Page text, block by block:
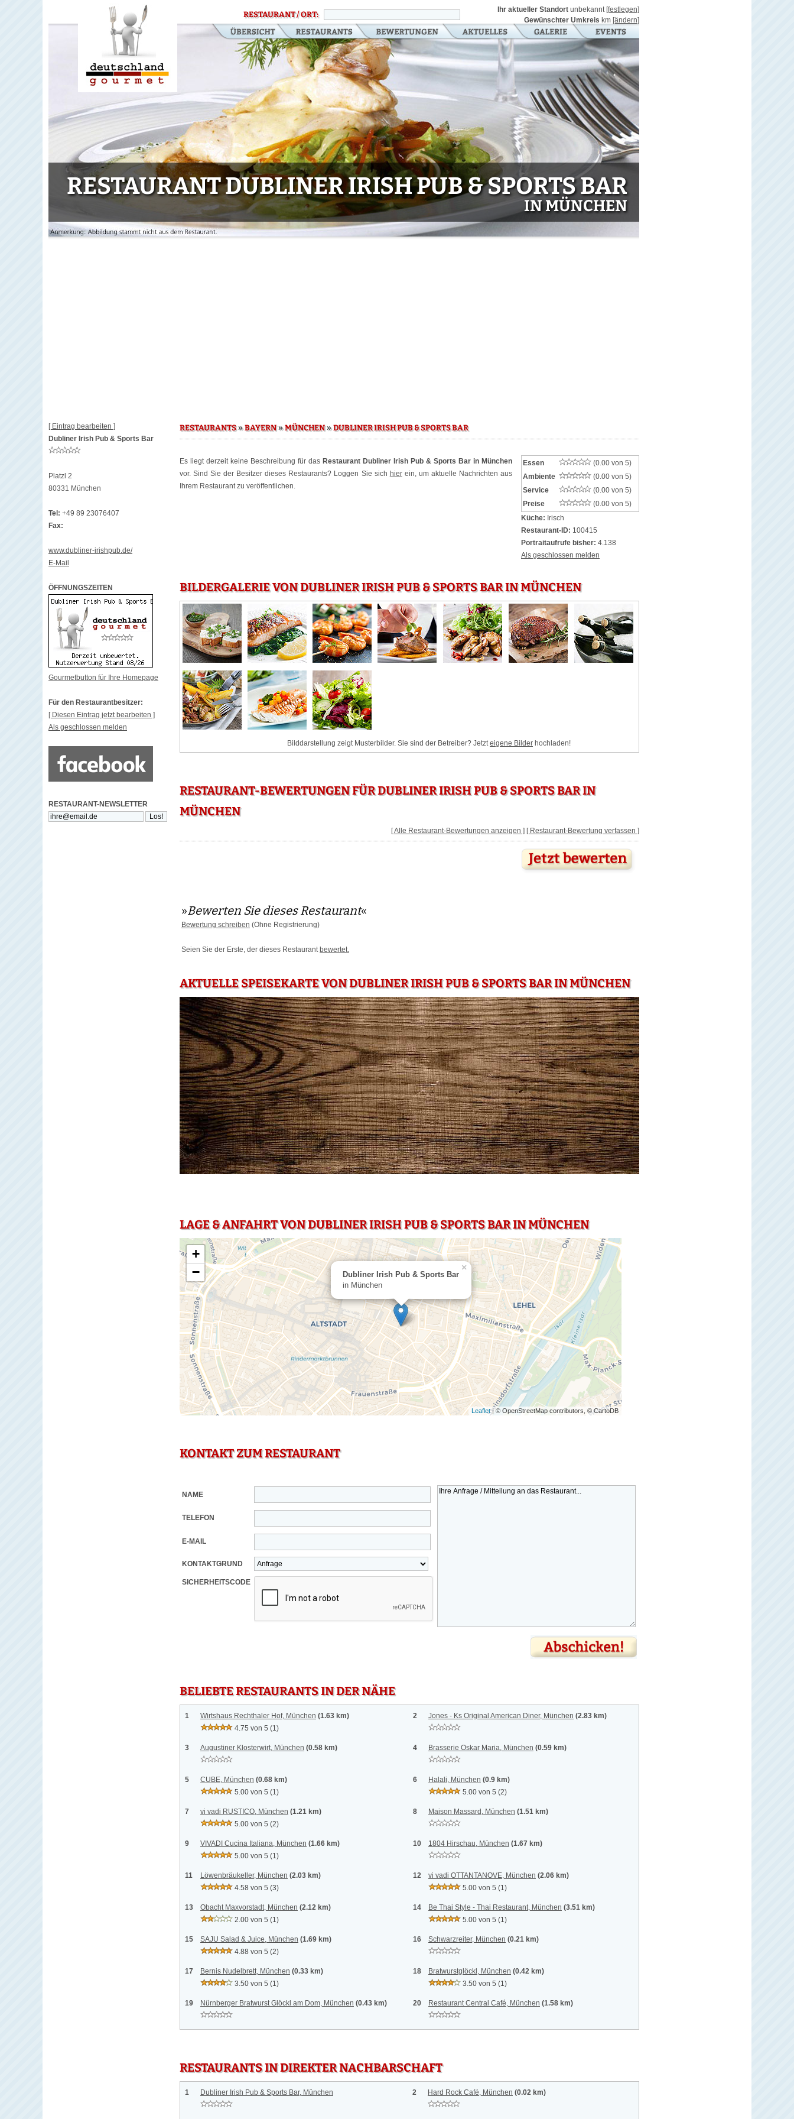
RESTAURANT / ORT:
Ihr aktueller Standort unbekannt [festlegen]
Gewünschter Umkreis km [ändern]
RESTAURANT DUBLINER IRISH PUB & SPORTS BAR
IN MÜNCHEN
[ Eintrag bearbeiten ]
Dubliner Irish Pub & Sports Bar
Platzl 2
80331 München
Tel: +49 89 23076407
Fax:
www.dubliner-irishpub.de/
E-Mail
ÖFFNUNGSZEITEN
Gourmetbutton für Ihre Homepage
Für den Restaurantbesitzer:
[ Diesen Eintrag jetzt bearbeiten ]
Als geschlossen melden
RESTAURANT-NEWSLETTER
RESTAURANTS»BAYERN»MÜNCHEN»DUBLINER IRISH PUB & SPORTS BAR
Es liegt derzeit keine Beschreibung für das Restaurant Dubliner Irish Pub & Sports Bar in München
vor. Sind Sie der Besitzer dieses Restaurants? Loggen Sie sich hierein, um aktuelle Nachrichten aus
Ihrem Restaurant zu veröffentlichen.
Essen
(0.00 von 5)
Ambiente
(0.00 von 5)
Service
(0.00 von 5)
Preise
(0.00 von 5)
Küche: Irisch
Restaurant-ID: 100415
Portraitaufrufe bisher: 4.138
Als geschlossen melden
BILDERGALERIE VON DUBLINER IRISH PUB & SPORTS BAR IN MÜNCHEN
Bilddarstellung zeigt Musterbilder. Sie sind der Betreiber? Jetzteigene Bilder hochladen!
RESTAURANT-BEWERTUNGEN FÜR DUBLINER IRISH PUB & SPORTS BAR IN
MÜNCHEN
[ Alle Restaurant-Bewertungen anzeigen ] [ Restaurant-Bewertung verfassen ]
»Bewerten Sie dieses Restaurant«
Bewertung schreiben (Ohne Registrierung)
Seien Sie der Erste, der dieses Restaurant bewertet.
AKTUELLE SPEISEKARTE VON DUBLINER IRISH PUB & SPORTS BAR IN MÜNCHEN
LAGE & ANFAHRT VON DUBLINER IRISH PUB & SPORTS BAR IN MÜNCHEN
Dubliner Irish Pub & Sports Bar
in München
×
+
−
Leaflet| © OpenStreetMap contributors, © CartoDB
KONTAKT ZUM RESTAURANT
NAME
TELEFON
E-MAIL
KONTAKTGRUND
SICHERHEITSCODE
BELIEBTE RESTAURANTS IN DER NÄHE
1 Wirtshaus Rechthaler Hof, München (1.63 km)
4.75 von 5 (1)
2 Jones - Ks Original American Diner, München (2.83 km)
3 Augustiner Klosterwirt, München (0.58 km) 4 Brasserie Oskar Maria, München (0.59 km)
5 CUBE, München (0.68 km)
5.00 von 5 (1)
6 Halali, München (0.9 km)
5.00 von 5 (2)
7 vi vadi RUSTICO, München (1.21 km)
5.00 von 5 (2)
8 Maison Massard, München (1.51 km)
9 VIVADI Cucina Italiana, München (1.66 km)
5.00 von 5 (1)
10 1804 Hirschau, München (1.67 km)
11 Löwenbräukeller, München (2.03 km)
4.58 von 5 (3)
12 vi vadi OTTANTANOVE, München (2.06 km)
5.00 von 5 (1)
13 Obacht Maxvorstadt, München (2.12 km)
2.00 von 5 (1)
14 Be Thai Style - Thai Restaurant, München (3.51 km)
5.00 von 5 (1)
15 SAJU Salad & Juice, München (1.69 km)
4.88 von 5 (2)
16 Schwarzreiter, München (0.21 km)
17 Bernis Nudelbrett, München (0.33 km)
3.50 von 5 (1)
18 Bratwurstglöckl, München (0.42 km)
3.50 von 5 (1)
19 Nürnberger Bratwurst Glöckl am Dom, München (0.43 km) 20 Restaurant Central Café, München (1.58 km)
RESTAURANTS IN DIREKTER NACHBARSCHAFT
1 Dubliner Irish Pub & Sports Bar, München 2 Hard Rock Café, München (0.02 km)